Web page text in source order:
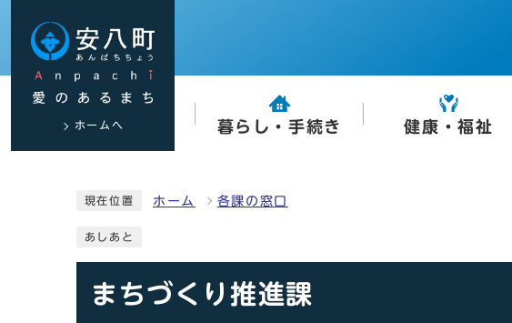
ホームへ 暮らし・手続き 健康・福祉
現在位置 ホーム 各課の窓口
あしあと
まちづくり推進課